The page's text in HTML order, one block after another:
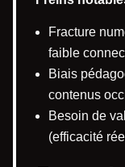
Fracture
faible
Biais
contenus
Besoin de
(efficacité